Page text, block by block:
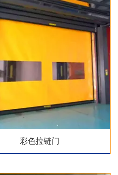
彩色拉链门